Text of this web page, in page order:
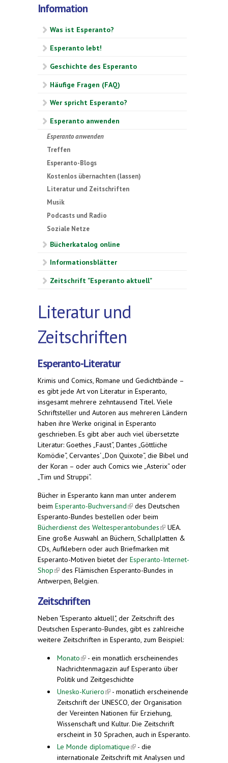
Information
Was ist Esperanto?
Esperanto lebt!
Geschichte des Esperanto
Häufige Fragen (FAQ)
Wer spricht Esperanto?
Esperanto anwenden
Esperanto anwenden
Treffen
Esperanto-Blogs
Kostenlos übernachten (lassen)
Literatur und Zeitschriften
Musik
Podcasts und Radio
Soziale Netze
Bücherkatalog online
Informationsblätter
Zeitschrift "Esperanto aktuell"
Literatur und
Zeitschriften
Esperanto-Literatur
Krimis und Comics, Romane und Gedichtbände –
es gibt jede Art von Literatur in Esperanto,
insgesamt mehrere zehntausend Titel. Viele
Schriftsteller und Autoren aus mehreren Ländern
haben ihre Werke original in Esperanto
geschrieben. Es gibt aber auch viel übersetzte
Literatur: Goethes „Faust“, Dantes „Göttliche
Komödie“, Cervantes‘ „Don Quixote“, die Bibel und
der Koran – oder auch Comics wie „Asterix“ oder
„Tim und Struppi“.
Bücher in Esperanto kann man unter anderem
beim Esperanto-Buchversand(link is external)
des Deutschen
Esperanto-Bundes bestellen oder beim
Bücherdienst des Weltesperantobundes(link is
external)
UEA.
Eine große Auswahl an Büchern, Schallplatten &
CDs, Aufklebern oder auch Briefmarken mit
Esperanto-Motiven bietet der Esperanto-Internet-
Shop(link is external)
des Flämischen Esperanto-Bundes in
Antwerpen, Belgien.
Zeitschriften
Neben "Esperanto aktuell", der Zeitschrift des
Deutschen Esperanto-Bundes, gibt es zahlreiche
weitere Zeitschriften in Esperanto, zum Beispiel:
Monato(link is external)
- ein monatlich erscheinendes
Nachrichtenmagazin auf Esperanto über
Politik und Zeitgeschichte
Unesko-Kuriero(link is external)
- monatlich erscheinende
Zeitschrift der UNESCO, der Organisation
der Vereinten Nationen für Erziehung,
Wissenschaft und Kultur. Die Zeitschrift
erscheint in 30 Sprachen, auch in Esperanto.
Le Monde diplomatique(link is external)
- die
internationale Zeitschrift mit Analysen und